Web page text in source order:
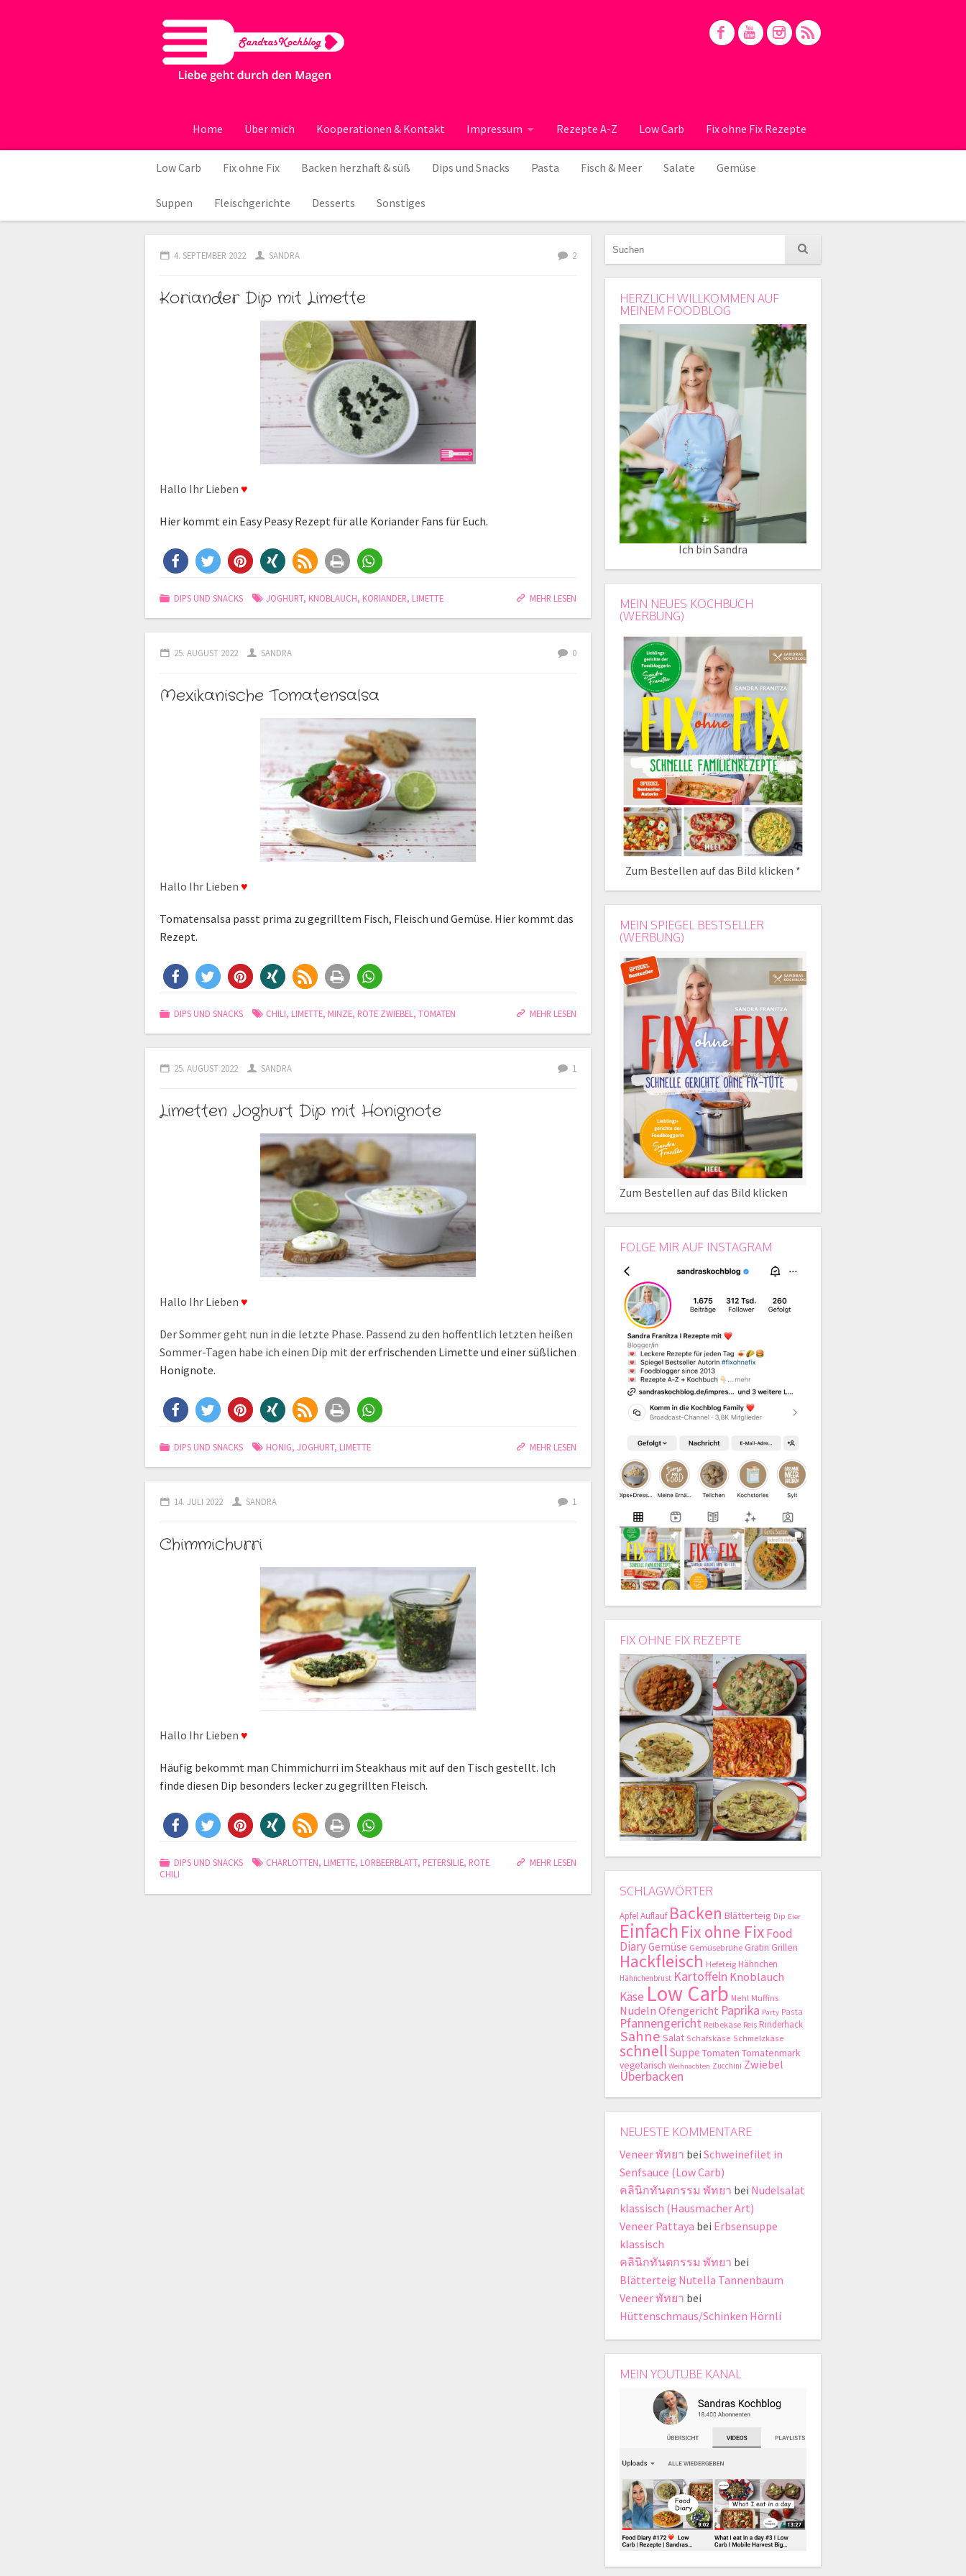
Home Über mich Kooperationen & Kontakt Impressum Rezepte A-Z Low Carb Fix ohne Fix Rezepte
Low Carb Fix ohne Fix Backen herzhaft & süß Dips und Snacks Pasta Fisch & Meer Salate Gemüse
Suppen Fleischgerichte Desserts Sonstiges
4. SEPTEMBER 2022 SANDRA 2
Koriander Dip mit Limette
Hallo Ihr Lieben ♥
Hier kommt ein Easy Peasy Rezept für alle Koriander Fans für Euch.
MEHR LESEN
DIPS UND SNACKS JOGHURT, KNOBLAUCH, KORIANDER, LIMETTE
25. AUGUST 2022 SANDRA 0
Mexikanische Tomatensalsa
Hallo Ihr Lieben ♥
Tomatensalsa passt prima zu gegrilltem Fisch, Fleisch und Gemüse. Hier kommt das
Rezept.
MEHR LESEN
DIPS UND SNACKS CHILI, LIMETTE, MINZE, ROTE ZWIEBEL ,TOMATEN
25. AUGUST 2022 SANDRA 1
Limetten Joghurt Dip mit Honignote
Hallo Ihr Lieben ♥
Der Sommer geht nun in die letzte Phase. Passend zu den hoffentlich letzten heißen
Sommer-Tagen habe ich einen Dip mit der erfrischenden Limette und einer süßlichen
Honignote.
MEHR LESEN
DIPS UND SNACKS HONIG,JOGHURT, LIMETTE
14. JULI 2022 SANDRA 1
Chimmichurri
Hallo Ihr Lieben ♥
Häufig bekommt man Chimmichurri im Steakhaus mit auf den Tisch gestellt. Ich
finde diesen Dip besonders lecker zu gegrillten Fleisch.
MEHR LESEN
DIPS UND SNACKS CHARLOTTEN, LIMETTE, LORBEERBLATT, PETERSILIE, ROTE
CHILI
HERZLICH WILLKOMMEN AUF
MEINEM FOODBLOG
Ich bin Sandra
MEIN NEUES KOCHBUCH
(WERBUNG)
Zum Bestellen auf das Bild klicken *
MEIN SPIEGEL BESTSELLER
(WERBUNG)
Zum Bestellen auf das Bild klicken
FOLGE MIR AUF INSTAGRAM
FIX OHNE FIX REZEPTE
SCHLAGWÖRTER
ApfelAuflauf Backen Blätterteig Dip Eier
Einfach Fix ohne FixFood
DiaryGemüse Gemüsebrühe Gratin Grillen
Hackfleisch Hefeteig Hähnchen
Hähnchenbrust Kartoffeln Knoblauch
Käse Low Carb Mehl Muffins
NudelnOfengericht Paprika Party Pasta
Pfannengericht Reibekäse Reis Rinderhack
Sahne Salat Schafskäse Schmelzkäse
schnell Suppe Tomaten Tomatenmark
vegetarisch Weihnachten Zucchini Zwiebel
Überbacken
NEUESTE KOMMENTARE
Veneer พัทยา bei Schweinefilet in
Senfsauce (Low Carb)
คลินิกทันตกรรม พัทยา bei Nudelsalat
klassisch (Hausmacher Art)
Veneer Pattaya bei Erbsensuppe
klassisch
คลินิกทันตกรรม พัทยา bei
Blätterteig Nutella Tannenbaum
Veneer พัทยา bei
Hüttenschmaus/Schinken Hörnli
MEIN YOUTUBE KANAL